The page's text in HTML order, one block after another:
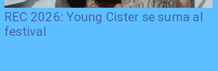
REC 2026: Young Cister se suma al
festival